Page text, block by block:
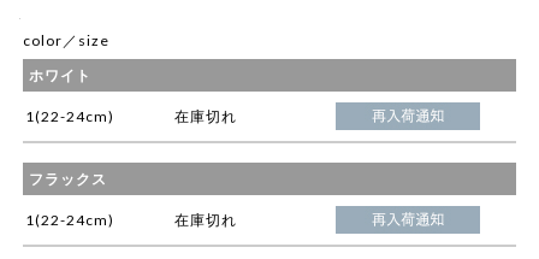
color／size
ホワイト
1(22-24cm) 在庫切れ
フラックス
1(22-24cm) 在庫切れ